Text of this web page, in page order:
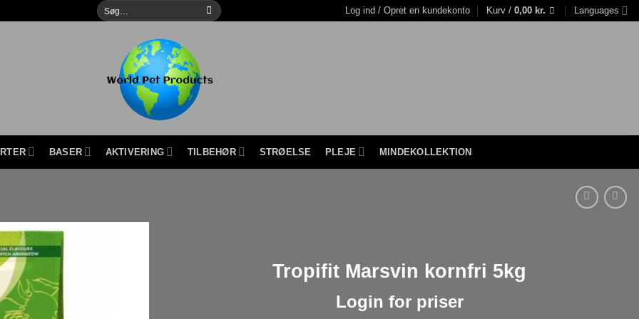
Søg
efter:
Log ind / Opret en kundekonto Kurv / 0,00 kr. Languages
BASER AKTIVERING TILBEHØR STRØELSE PLEJE MINDEKOLLEKTION
Tropifit Marsvin kornfri 5kg
Login for priser